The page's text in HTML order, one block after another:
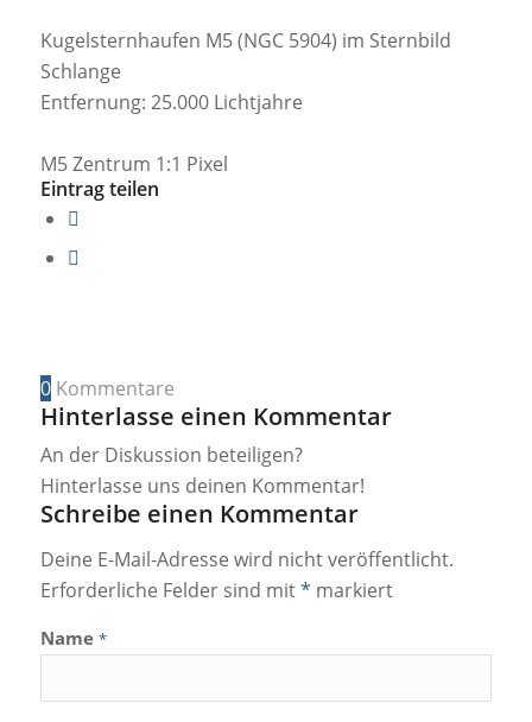
Kugelsternhaufen M5 (NGC 5904) im Sternbild
Schlange
Entfernung: 25.000 Lichtjahre
M5 Zentrum 1:1 Pixel
Eintrag teilen
0 Kommentare
Hinterlasse einen Kommentar
An der Diskussion beteiligen?
Hinterlasse uns deinen Kommentar!
Schreibe einen Kommentar
Deine E-Mail-Adresse wird nicht veröffentlicht.
Erforderliche Felder sind mit* markiert
Name *